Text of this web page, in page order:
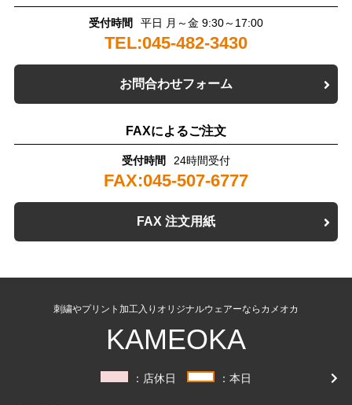
受付時間 平日 月～金 9:30～17:00
TEL:045-482-3430
お問合わせフォーム
FAXによるご注文
受付時間 24時間受付
FAX:045-507-6777
FAX 注文用紙
刺繍やプリント加工入りオリジナルウェアーならカメオカ
KAMEOKA
：店休日 ：本日